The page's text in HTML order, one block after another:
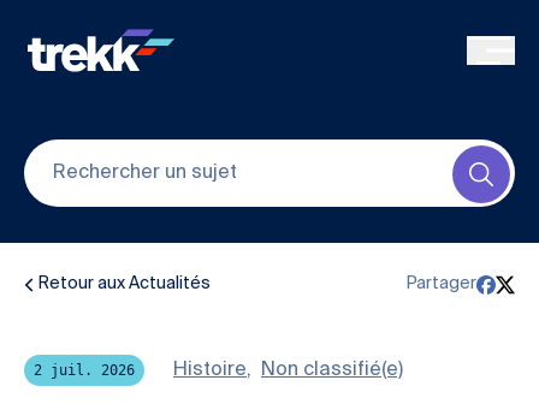
Retour aux Actualités Partager
2 juil. 2026 Histoire, Non classifié(e)